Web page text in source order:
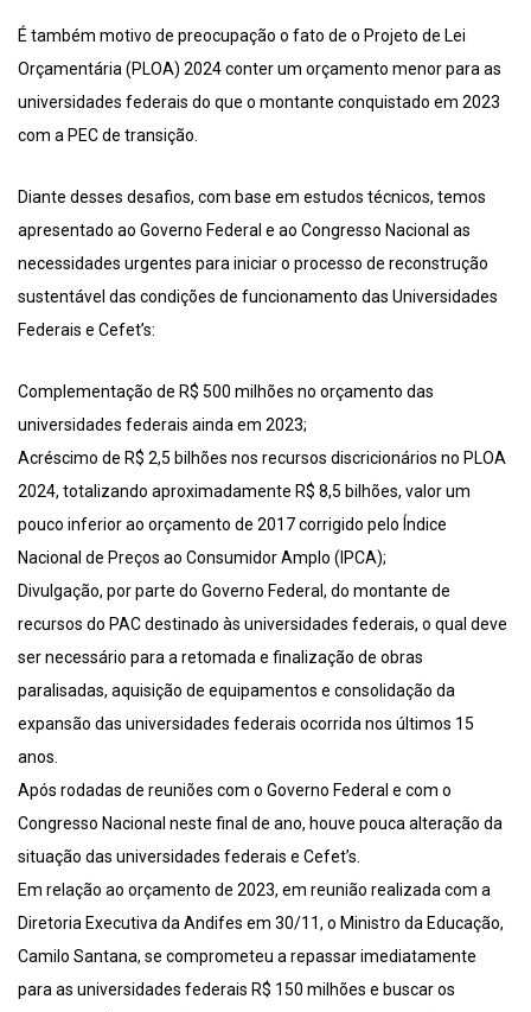
É também motivo de preocupação o fato de o Projeto de Lei
Orçamentária (PLOA) 2024 conter um orçamento menor para as
universidades federais do que o montante conquistado em 2023
com a PEC de transição.
Diante desses desafios, com base em estudos técnicos, temos
apresentado ao Governo Federal e ao Congresso Nacional as
necessidades urgentes para iniciar o processo de reconstrução
sustentável das condições de funcionamento das Universidades
Federais e Cefet’s:
Complementação de R$ 500 milhões no orçamento das
universidades federais ainda em 2023;
Acréscimo de R$ 2,5 bilhões nos recursos discricionários no PLOA
2024, totalizando aproximadamente R$ 8,5 bilhões, valor um
pouco inferior ao orçamento de 2017 corrigido pelo Índice
Nacional de Preços ao Consumidor Amplo (IPCA);
Divulgação, por parte do Governo Federal, do montante de
recursos do PAC destinado às universidades federais, o qual deve
ser necessário para a retomada e finalização de obras
paralisadas, aquisição de equipamentos e consolidação da
expansão das universidades federais ocorrida nos últimos 15
anos.
Após rodadas de reuniões com o Governo Federal e com o
Congresso Nacional neste final de ano, houve pouca alteração da
situação das universidades federais e Cefet’s.
Em relação ao orçamento de 2023, em reunião realizada com a
Diretoria Executiva da Andifes em 30/11, o Ministro da Educação,
Camilo Santana, se comprometeu a repassar imediatamente
para as universidades federais R$ 150 milhões e buscar os